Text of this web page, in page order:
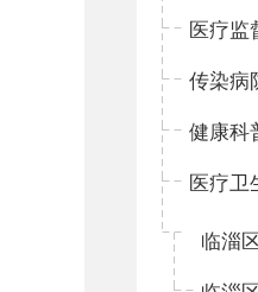
医疗监
健康科
医疗卫
临淄